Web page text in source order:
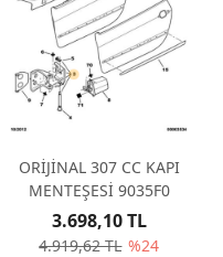
ORİJİNAL 307 CC KAPI
MENTEŞESİ 9035F0
4.919,62 TL %24
3.698,10 TL